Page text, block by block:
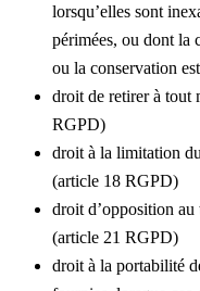
lorsqu’elles sont
périmées, ou dont la
ou la conservation
droit de retirer à tout
RGPD)
droit à la limitation
(article 18 RGPD)
droit d’opposition au
(article 21 RGPD)
droit à la portabilité